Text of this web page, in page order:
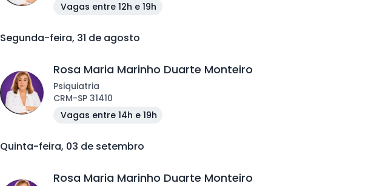
Vagas entre 12h e 19h
Segunda-feira, 31 de agosto
Rosa Maria Marinho Duarte Monteiro
Psiquiatria
CRM-SP 31410
Vagas entre 14h e 19h
Quinta-feira, 03 de setembro
Rosa Maria Marinho Duarte Monteiro